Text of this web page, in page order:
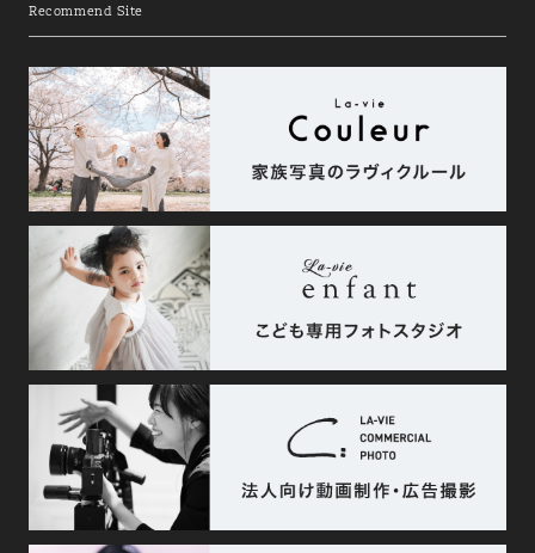
Recommend Site